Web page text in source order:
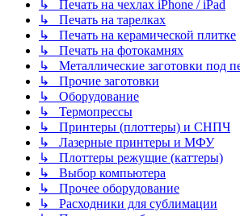
↳ Печать на чехлах iPhone / iPad
↳ Печать на тарелках
↳ Печать на керамической плитке
↳ Печать на фотокамнях
↳ Металлические заготовки под
↳ Прочие заготовки
↳ Оборудование
↳ Термопрессы
↳ Принтеры (плоттеры) и СНПЧ
↳ Лазерные принтеры и МФУ
↳ Плоттеры режущие (каттеры)
↳ Выбор компьютера
↳ Прочее оборудование
↳ Расходники для сублимации